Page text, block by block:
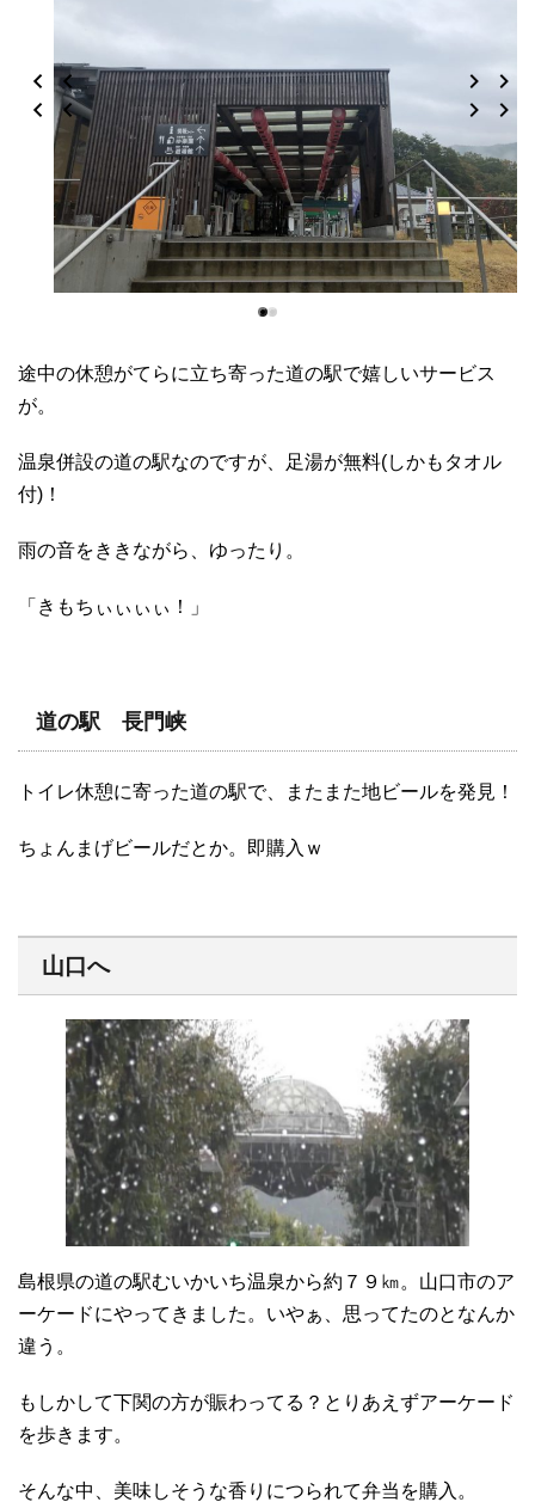
途中の休憩がてらに立ち寄った道の駅で嬉しいサービス
が。
温泉併設の道の駅なのですが、足湯が無料(しかもタオル
付)！
雨の音をききながら、ゆったり。
「きもちぃぃぃぃ！」
道の駅 長門峡
トイレ休憩に寄った道の駅で、またまた地ビールを発見！
ちょんまげビールだとか。即購入ｗ
山口へ
島根県の道の駅むいかいち温泉から約７９㎞。山口市のア
ーケードにやってきました。いやぁ、思ってたのとなんか
違う。
もしかして下関の方が賑わってる？とりあえずアーケード
を歩きます。
そんな中、美味しそうな香りにつられて弁当を購入。